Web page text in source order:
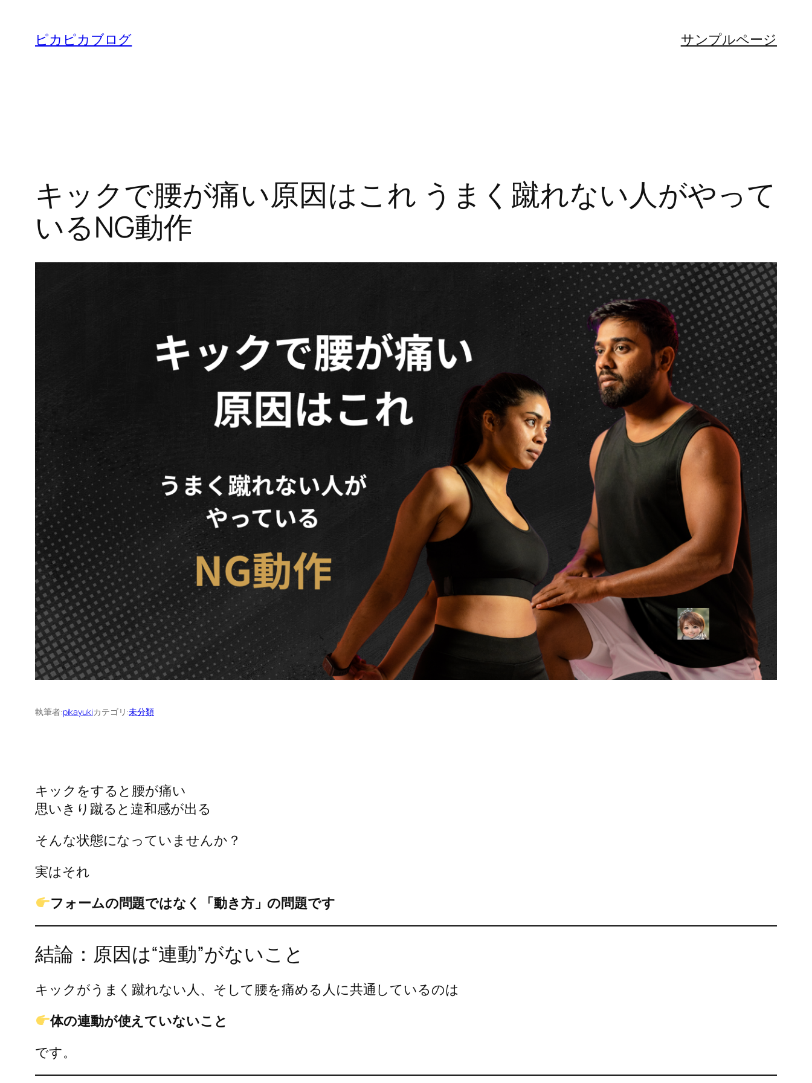
ピカピカブログ サンプルページ
キックで腰が痛い原因はこれ うまく蹴れない人がやって
いるNG動作
執筆者:pikayukiカテゴリ:未分類
キックをすると腰が痛い
思いきり蹴ると違和感が出る
そんな状態になっていませんか？
実はそれ
フォームの問題ではなく「動き方」の問題です
結論：原因は“連動”がないこと
キックがうまく蹴れない人、そして腰を痛める人に共通しているのは
体の連動が使えていないこと
です。